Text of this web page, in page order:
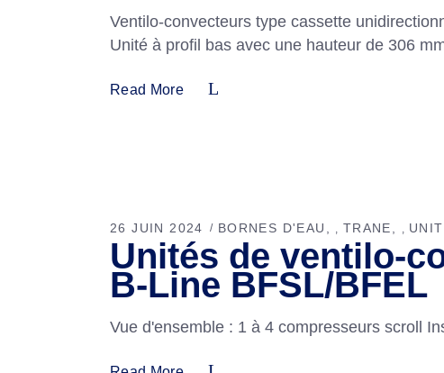
Ventilo-convecteurs type cassette
Unité à profil bas avec une hauteur de 306
Read More
26 JUIN 2024 BORNES D'EAU TRANE
Unités de ventilo-
B-Line BFSL/BFEL
Vue d'ensemble : 1 à 4 compresseurs scroll